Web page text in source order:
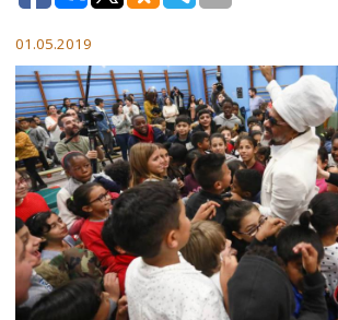
01.05.2019